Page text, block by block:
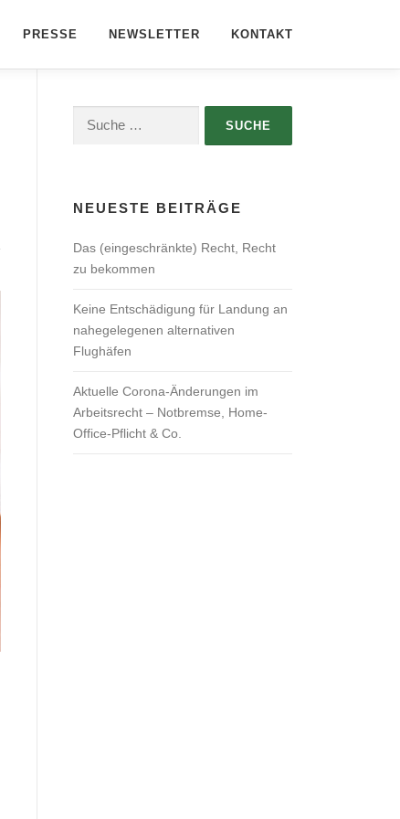
PRESSE NEWSLETTER KONTAKT
NEUESTE BEITRÄGE
Das (eingeschränkte) Recht, Recht
zu bekommen
Keine Entschädigung für Landung an
nahegelegenen alternativen
Flughäfen
Aktuelle Corona-Änderungen im
Arbeitsrecht – Notbremse, Home-
Office-Pflicht & Co.